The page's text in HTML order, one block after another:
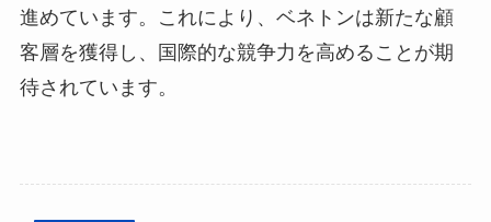
進めています。これにより、ベネトンは新たな顧
客層を獲得し、国際的な競争力を高めることが期
待されています。